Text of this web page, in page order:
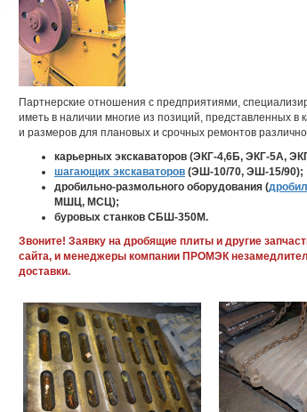
Партнерские отношения с предприятиями,
иметь в наличии многие из позиций, представленных в
и размеров для плановых и срочных ремонтов
карьерных экскаваторов (ЭКГ-4,6Б, ЭКГ-5А,
шагающих экскаваторов (ЭШ-10/70, ЭШ-15/90);
дробильно-размольного оборудования (
МШЦ, МСЦ);
буровых станков СБШ-350М.
Звоните! Заявку на дробящие плиты и другие
сайта, и менеджеры компании ПРОМЭК
доставки.